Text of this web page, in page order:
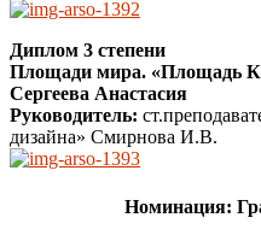
Диплом 3 степени
Площади мира. «Площадь
Сергеева Анастасия
Руководитель:
дизайна» Смирнова И.В.
Номинация: